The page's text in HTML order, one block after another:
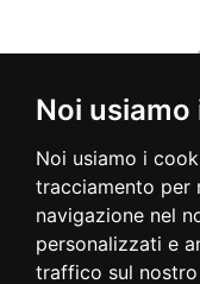
Noi
Noi usiamo i
tracciamento per
navigazione nel
personalizzati e
traffico sul
© 2016 | PIAZZA
- FAX +39.02.77710850 -
|PRIVACY